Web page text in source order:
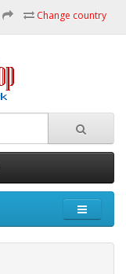
Change country